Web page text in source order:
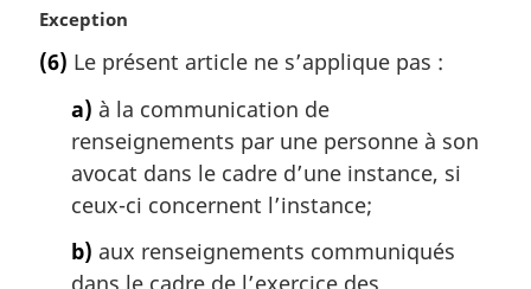
e
N
t
Exception
(6) Le présent article ne s’applique pas :
a) à la communication de
renseignements par une personne à son
avocat dans le cadre d’une instance, si
ceux-ci concernent l’instance;
b) aux renseignements communiqués